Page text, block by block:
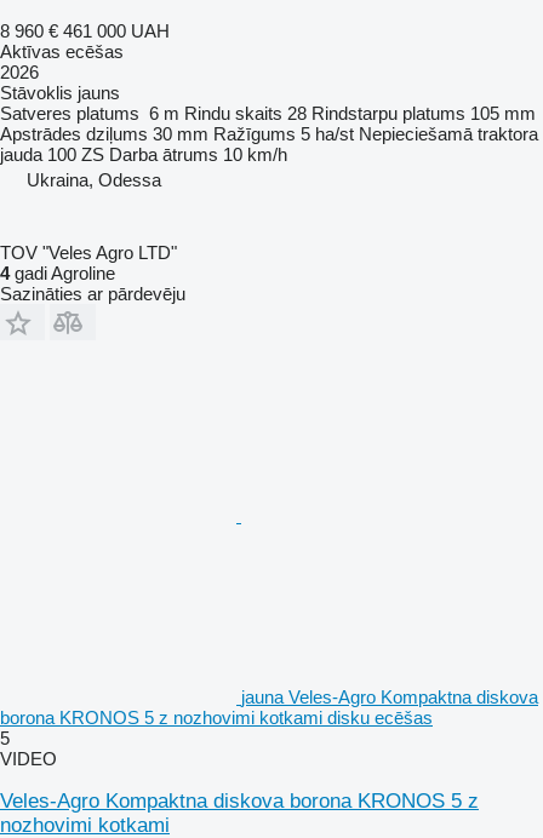
8 960 € 461 000 UAH
Aktīvas ecēšas
2026
Stāvoklis jauns
Satveres platums 6 m Rindu skaits 28 Rindstarpu platums 105 mm
Apstrādes dziļums 30 mm Ražīgums 5 ha/st Nepieciešamā traktora
jauda 100 ZS Darba ātrums 10 km/h
Ukraina, Odessa
TOV "Veles Agro LTD"
4gadi Agroline
Sazināties ar pārdevēju
jauna Veles-Agro Kompaktna diskova
borona KRONOS 5 z nozhovimi kotkami disku ecēšas
5
VIDEO
Veles-Agro Kompaktna diskova borona KRONOS 5 z
nozhovimi kotkami